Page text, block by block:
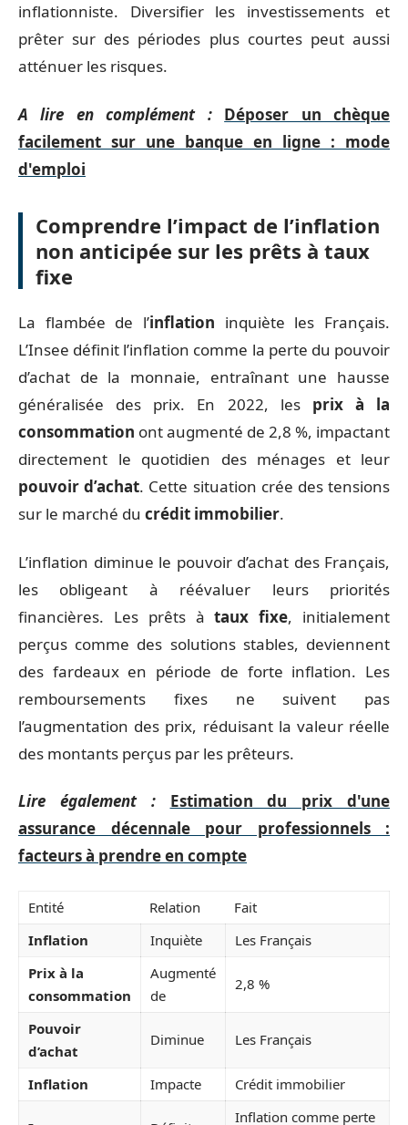
inflationniste. Diversifier les investissements et
prêter sur des périodes plus courtes peut aussi
atténuer les risques.
A lire en complément :
Déposer un chèque
facilement sur une banque en ligne : mode
d'emploi
Comprendre l’impact de l’inflation
non anticipée sur les prêts à taux
fixe
La flambée de l’inflation inquiète les Français.
L’Insee définit l’inflation comme la perte du pouvoir
d’achat de la monnaie, entraînant une hausse
généralisée des prix. En 2022, les prix à la
consommation ont augmenté de 2,8 %, impactant
directement le quotidien des ménages et leur
pouvoir d’achat. Cette situation crée des tensions
sur le marché du crédit immobilier.
L’inflation diminue le pouvoir d’achat des Français,
les obligeant à réévaluer leurs priorités
financières. Les prêts àtaux fixe, initialement
perçus comme des solutions stables, deviennent
des fardeaux en période de forte inflation. Les
remboursements fixes ne suivent pas
l’augmentation des prix, réduisant la valeur réelle
des montants perçus par les prêteurs.
Lire également :
Estimation du prix d'une
assurance décennale pour professionnels :
facteurs à prendre en compte
Entité Relation
Fait
Inflation
Inquiète
Les Français
Prix à la
consommation
Augmenté
de
2,8 %
Pouvoir
d’achat
Diminue Les Français
Inflation Impacte Crédit immobilier
Inflation comme perte